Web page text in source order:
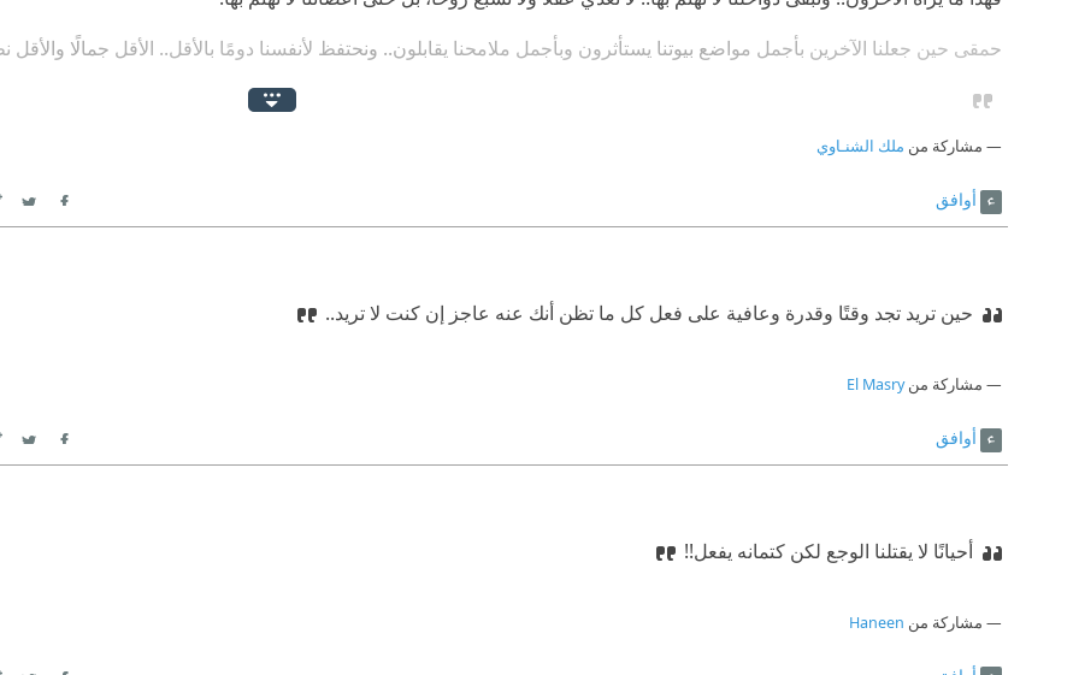
حمقى حين جعلنا الآخرين بأجمل مواضع بيوتنا يستأثرون وبأجمل ملامحنا يقابلون.. ونحتفظ لأنفسنا دومًا بالأقل.. الأقل جمالًا والأقل
مشاركة من ملك الشنـاوي
أوافق
حين تريد تجد وقتًا وقدرة وعافية على فعل كل ما تظن أنك عنه عاجز إن كنت لا تريد..
مشاركة منEl Masry
أوافق
أحيانًا لا يقتلنا الوجع لكن كتمانه يفعل!!
مشاركة من Haneen